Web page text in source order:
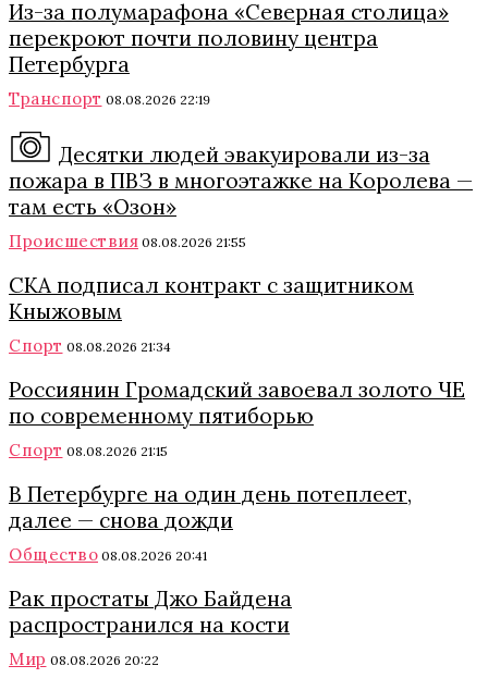
Из-за полумарафона «Северная столица»
перекроют почти половину центра
Петербурга
Транспорт 08.08.2026 22:19
Десятки людей эвакуировали из-за
пожара в ПВЗ в многоэтажке на Королева —
там есть «Озон»
Происшествия 08.08.2026 21:55
СКА подписал контракт с защитником
Кныжовым
Спорт 08.08.2026 21:34
Россиянин Громадский завоевал золото ЧЕ
по современному пятиборью
Спорт 08.08.2026 21:15
В Петербурге на один день потеплеет,
далее — снова дожди
Общество 08.08.2026 20:41
Рак простаты Джо Байдена
распространился на кости
Мир 08.08.2026 20:22